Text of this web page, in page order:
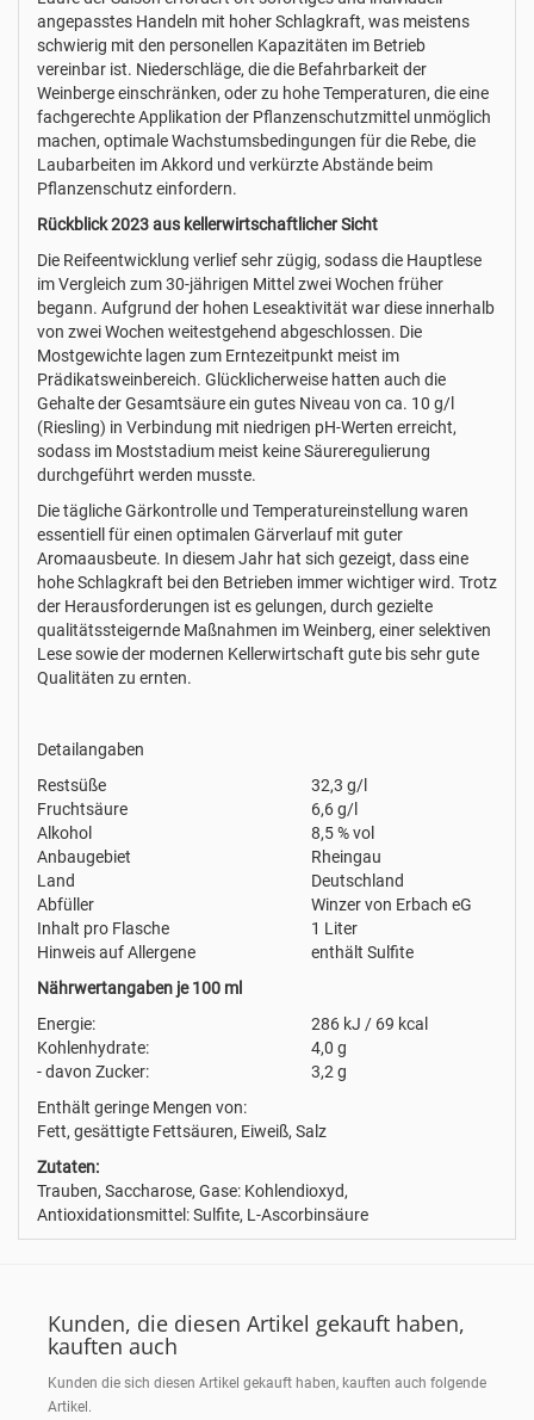
angepasstes Handeln mit hoher Schlagkraft, was meistens
schwierig mit den personellen Kapazitäten im Betrieb
vereinbar ist. Niederschläge, die die Befahrbarkeit der
Weinberge einschränken, oder zu hohe Temperaturen, die eine
fachgerechte Applikation der Pflanzenschutzmittel unmöglich
machen, optimale Wachstumsbedingungen für die Rebe, die
Laubarbeiten im Akkord und verkürzte Abstände beim
Pflanzenschutz einfordern.
Rückblick 2023 aus kellerwirtschaftlicher Sicht
Die Reifeentwicklung verlief sehr zügig, sodass die Hauptlese
im Vergleich zum 30-jährigen Mittel zwei Wochen früher
begann. Aufgrund der hohen Leseaktivität war diese innerhalb
von zwei Wochen weitestgehend abgeschlossen. Die
Mostgewichte lagen zum Erntezeitpunkt meist im
Prädikatsweinbereich. Glücklicherweise hatten auch die
Gehalte der Gesamtsäure ein gutes Niveau von ca. 10 g/l
(Riesling) in Verbindung mit niedrigen pH-Werten erreicht,
sodass im Moststadium meist keine Säureregulierung
durchgeführt werden musste.
Die tägliche Gärkontrolle und Temperatureinstellung waren
essentiell für einen optimalen Gärverlauf mit guter
Aromaausbeute. In diesem Jahr hat sich gezeigt, dass eine
hohe Schlagkraft bei den Betrieben immer wichtiger wird. Trotz
der Herausforderungen ist es gelungen, durch gezielte
qualitätssteigernde Maßnahmen im Weinberg, einer selektiven
Lese sowie der modernen Kellerwirtschaft gute bis sehr gute
Qualitäten zu ernten.
Detailangaben
Restsüße
32,3 g/l
Fruchtsäure
6,6 g/l
Alkohol
8,5 % vol
Anbaugebiet
Rheingau
Land
Deutschland
Abfüller
Winzer von Erbach eG
Inhalt pro Flasche
1 Liter
Hinweis auf Allergene
enthält Sulfite
Nährwertangaben je 100 ml
Energie:
286 kJ / 69 kcal
Kohlenhydrate:
4,0 g
- davon Zucker:
3,2 g
Enthält geringe Mengen von:
Fett, gesättigte Fettsäuren, Eiweiß, Salz
Zutaten:
Trauben, Saccharose, Gase: Kohlendioxyd,
Antioxidationsmittel: Sulfite, L-Ascorbinsäure
Kunden, die diesen Artikel gekauft haben,
kauften auch
Kunden die sich diesen Artikel gekauft haben, kauften auch folgende
Artikel.